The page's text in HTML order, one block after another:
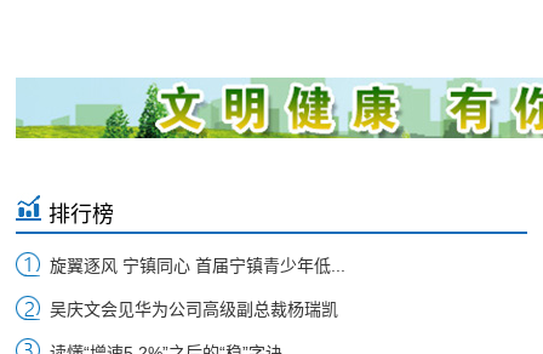
排行榜
旋翼逐风 宁镇同心 首届宁镇青少年低...
吴庆文会见华为公司高级副总裁杨瑞凯